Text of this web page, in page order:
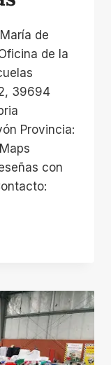
de
de la
39694
Provincia:
con